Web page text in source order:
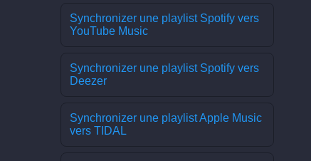
Synchronizer une playlist Spotify vers
YouTube Music
Synchronizer une playlist Spotify vers
Deezer
Synchronizer une playlist Apple Music
vers TIDAL